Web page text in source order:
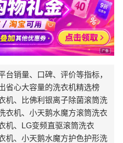
台销量、口碑、评价等指标，
省心大容量的洗衣机精选榜
机、比佛利银离子除菌滚筒洗
衣机、小天鹅水魔方滚筒洗衣
机、LG变频直驱滚筒洗衣
机、小天鹅水魔方护色护形洗